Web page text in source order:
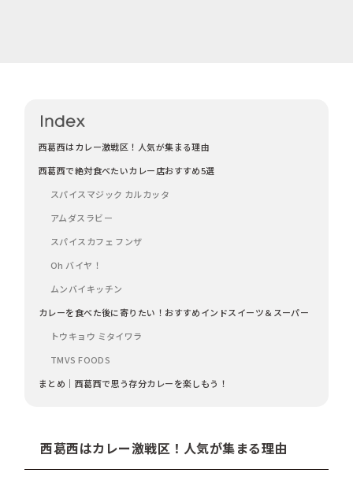
西葛西はカレー激戦区！人気が集まる理由
西葛西で絶対食べたいカレー店おすすめ5選
スパイスマジック カルカッタ
アムダスラビー
スパイスカフェ フンザ
Oh バイヤ！
ムンバイキッチン
カレーを食べた後に寄りたい！おすすめインドスイーツ＆スーパー
トウキョウ ミタイワラ
TMVS FOODS
まとめ｜西葛西で思う存分カレーを楽しもう！
西葛西はカレー激戦区！人気が集まる理由